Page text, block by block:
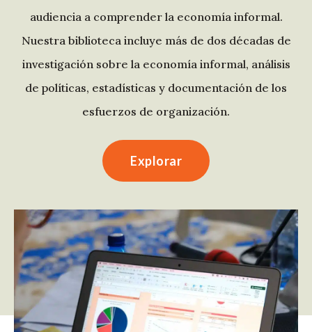
audiencia a comprender la economía informal.
Nuestra biblioteca incluye más de dos décadas de
investigación sobre la economía informal, análisis
de políticas, estadísticas y documentación de los
esfuerzos de organización.
Explorar